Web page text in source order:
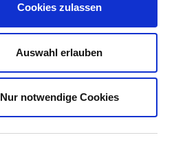
Cookies zulassen
Auswahl erlauben
Nur notwendige Cookies